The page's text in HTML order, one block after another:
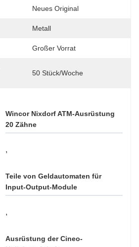
Neues Original
Metall
Großer Vorrat
50 Stück/Woche
Wincor Nixdorf ATM-Ausrüstung
20 Zähne
,
Teile von Geldautomaten für
Input-Output-Module
,
Ausrüstung der Cineo-